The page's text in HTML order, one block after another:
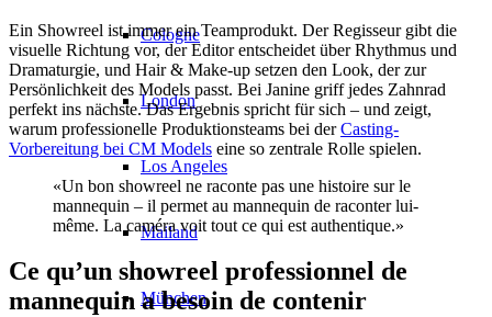
Cologne
London
Los Angeles
Mailand
München
Ein Showreel ist immer ein Teamprodukt. Der Regisseur gibt die
visuelle Richtung vor, der Editor entscheidet über Rhythmus und
Dramaturgie, und Hair & Make-up setzen den Look, der zur
Persönlichkeit des Models passt. Bei Janine griff jedes Zahnrad
perfekt ins nächste. Das Ergebnis spricht für sich – und zeigt,
warum professionelle Produktionsteams bei derCasting-
Vorbereitung bei CM Models eine so zentrale Rolle spielen.
«Un bon showreel ne raconte pas une histoire sur le
mannequin – il permet au mannequin de raconter lui-
même. La caméra voit tout ce qui est authentique.»
Ce qu’un showreel professionnel de
mannequin a besoin de contenir